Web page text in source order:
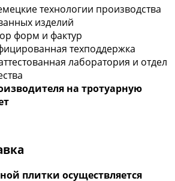
технологии производства
изделий
форм и фактур
техподдержка
лаборатория и отдел
на тротуарную
плитки осуществляется